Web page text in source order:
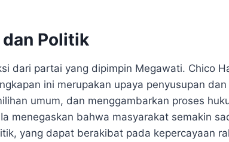
Politik
dari partai yang dipimpin Megawati. Chico
ini merupakan upaya penyusupan
umum, dan menggambarkan proses
menegaskan bahwa masyarakat semakin
yang dapat berakibat pada kepercayaan